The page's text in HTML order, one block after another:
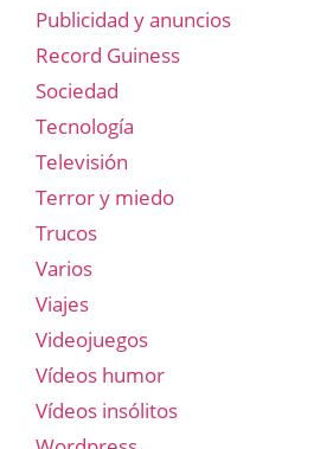
Publicidad y anuncios
Record Guiness
Sociedad
Tecnología
Televisión
Terror y miedo
Trucos
Varios
Viajes
Videojuegos
Vídeos humor
Vídeos insólitos